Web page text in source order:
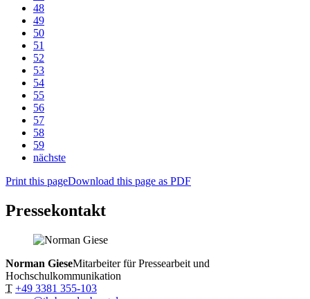
48
49
50
51
52
53
54
55
56
57
58
59
nächste
Print this pageDownload this page as PDF
Pressekontakt
Norman GieseMitarbeiter für Pressearbeit und
Hochschulkommunikation
T +49 3381 355-103